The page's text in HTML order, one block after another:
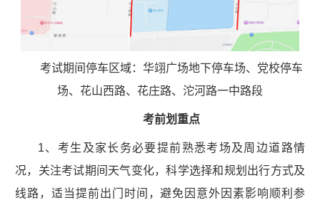
考试期间停车区域：华翊广场地下停车场、党校停车
场、花山西路、花庄路、沱河路一中路段
考前划重点
1、考生及家长务必要提前熟悉考场及周边道路情
况，关注考试期间天气变化，科学选择和规划出行方式及
线路，适当提前出门时间，避免因意外因素影响顺利参